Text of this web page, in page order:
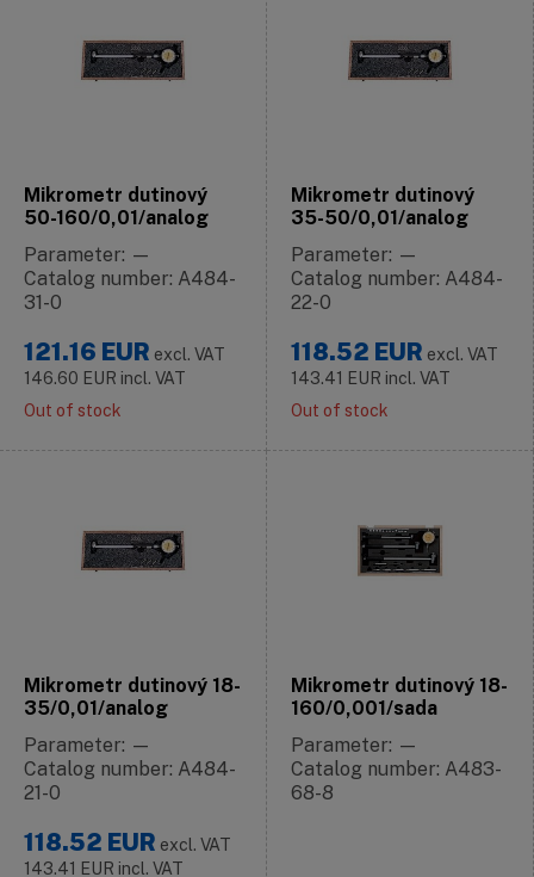
Mikrometr dutinový
50-160/0,01/analog
Parameter: —
Catalog number: A484-
31-0
121.16 EUR excl. VAT
146.60 EUR incl. VAT
Out of stock
Mikrometr dutinový
35-50/0,01/analog
Parameter: —
Catalog number: A484-
22-0
118.52 EUR excl. VAT
143.41 EUR incl. VAT
Out of stock
Mikrometr dutinový 18-
35/0,01/analog
Parameter: —
Catalog number: A484-
21-0
118.52 EUR excl. VAT
143.41 EUR incl. VAT
Mikrometr dutinový 18-
160/0,001/sada
Parameter: —
Catalog number: A483-
68-8